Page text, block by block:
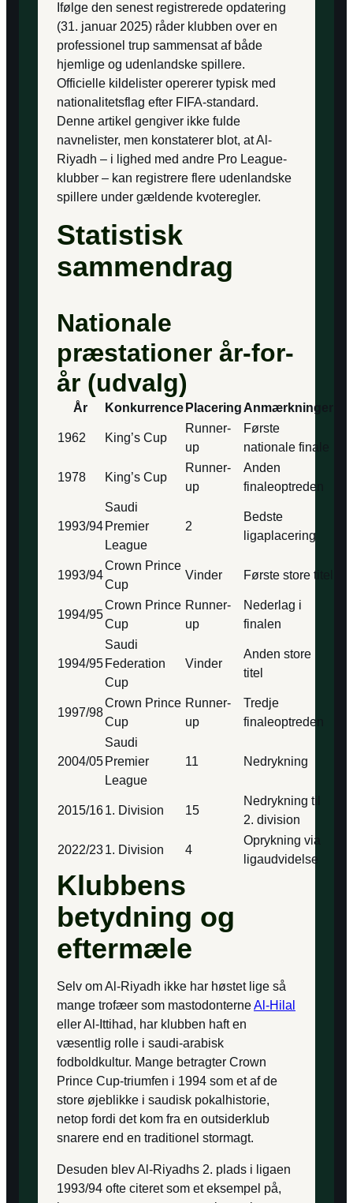
Ifølge den senest registrerede opdatering
(31. januar 2025) råder klubben over en
professionel trup sammensat af både
hjemlige og udenlandske spillere.
Officielle kildelister opererer typisk med
nationalitetsflag efter FIFA-standard.
Denne artikel gengiver ikke fulde
navnelister, men konstaterer blot, at Al-
Riyadh – i lighed med andre Pro League-
klubber – kan registrere flere udenlandske
spillere under gældende kvoteregler.
Statistisk
sammendrag
Nationale
præstationer år-for-
år (udvalg)
År Konkurrence PlaceringAnmærkninger
1962 King’s Cup
Runner-
up
Første
nationale finale
1978 King’s Cup
Runner-
up
Anden
finaleoptreden
1993/94
Saudi
Premier
League
2
Bedste
ligaplacering
1993/94
Crown Prince
Cup
Vinder Første store titel
1994/95
Crown Prince
Cup
Runner-
up
Nederlag i
finalen
1994/95
Saudi
Federation
Cup
Vinder
Anden store
titel
1997/98
Crown Prince
Cup
Runner-
up
Tredje
finaleoptreden
2004/05
Saudi
Premier
League
11 Nedrykning
2015/161. Division 15
Nedrykning til
2. division
2022/231. Division 4
Oprykning via
ligaudvidelse
Klubbens
betydning og
eftermæle
Selv om Al-Riyadh ikke har høstet lige så
mange trofæer som mastodonterneAl-Hilal
eller Al-Ittihad, har klubben haft en
væsentlig rolle i saudi-arabisk
fodboldkultur. Mange betragter Crown
Prince Cup-triumfen i 1994 som et af de
store øjeblikke i saudisk pokalhistorie,
netop fordi det kom fra en outsiderklub
snarere end en traditionel stormagt.
Desuden blev Al-Riyadhs 2. plads i ligaen
1993/94 ofte citeret som et eksempel på,